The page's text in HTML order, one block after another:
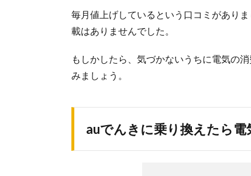
毎月値上げしているという口コミがあり
載はありませんでした。
もしかしたら、気づかないうちに電気の
みましょう。
auでんきに乗り換えたら電